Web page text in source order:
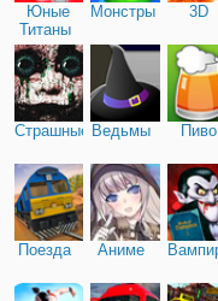
Юные
Титаны
Монстры 3D
Страшные Ведьмы Пиво
Поезда Аниме